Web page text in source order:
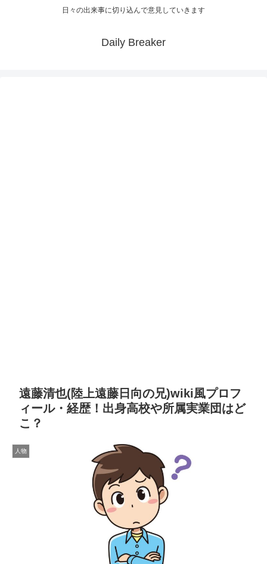
日々の出来事に切り込んで意見していきます
Daily Breaker
遠藤清也(陸上遠藤日向の兄)wiki風プロフ
ィール・経歴！出身高校や所属実業団はど
こ？
人物